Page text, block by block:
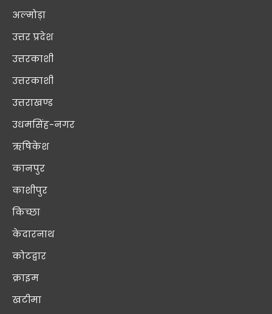
अल्मोड़ा
उत्तर प्रदेश
उत्तरकाशी
उत्तरकाशी
उत्तराखण्ड
उधमसिंह-नगर
ऋषिकेश
कानपुर
काशीपुर
किच्छा
केदारनाथ
कोटद्वार
क्राइम
खटीमा